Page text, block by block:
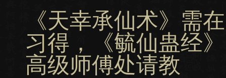
《天幸承仙术》需
习得，《毓仙蛊经
高级师傅处请教